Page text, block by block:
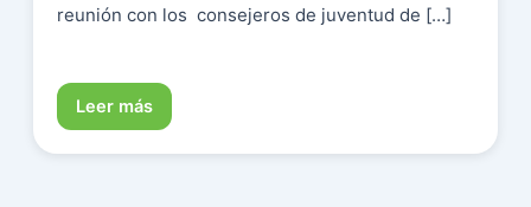
reunión con los consejeros de juventud de […]
Leer más